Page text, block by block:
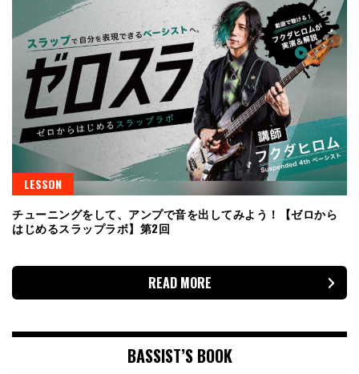
LESSON
チューニングをして、アンプで音を出してみよう！【ゼロから
はじめるスラップラボ】第2回
READ MORE
BASSIST’S BOOK